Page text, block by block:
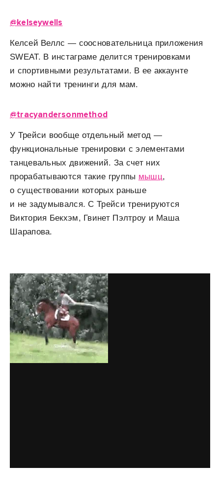
@kelseywells
Келсей Веллс — соосновательница приложения
SWEAT. В инстаграме делится тренировками
и спортивными результатами. В ее аккаунте
можно найти тренинги для мам.
@tracyandersonmethod
У Трейси вообще отдельный метод —
функциональные тренировки с элементами
танцевальных движений. За счет них
прорабатываются такие группы мышц,
о существовании которых раньше
и не задумывался. С Трейси тренируются
Виктория Бекхэм, Гвинет Пэлтроу и Маша
Шарапова.